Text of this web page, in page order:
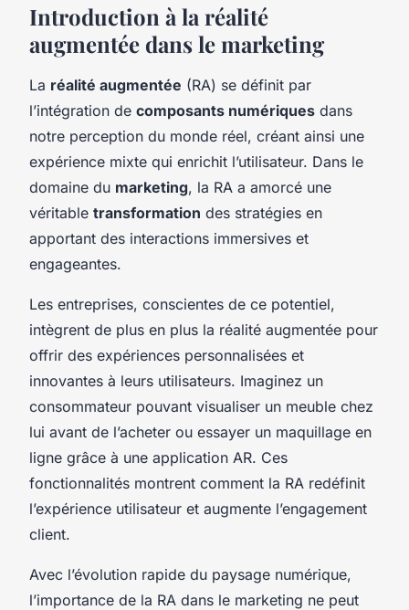
Introduction à la réalité
augmentée dans le marketing
La réalité augmentée (RA) se définit par
l’intégration de composants numériques dans
notre perception du monde réel, créant ainsi une
expérience mixte qui enrichit l’utilisateur. Dans le
domaine du marketing, la RA a amorcé une
véritable transformation des stratégies en
apportant des interactions immersives et
engageantes.
Les entreprises, conscientes de ce potentiel,
intègrent de plus en plus la réalité augmentée pour
offrir des expériences personnalisées et
innovantes à leurs utilisateurs. Imaginez un
consommateur pouvant visualiser un meuble chez
lui avant de l’acheter ou essayer un maquillage en
ligne grâce à une application AR. Ces
fonctionnalités montrent comment la RA redéfinit
l’expérience utilisateur et augmente l’engagement
client.
Avec l’évolution rapide du paysage numérique,
l’importance de la RA dans le marketing ne peut